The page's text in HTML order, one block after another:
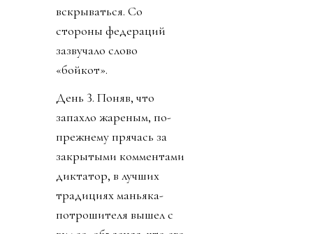
вскрываться. Со
стороны федераций
зазвучало слово
«бойкот».
День 3. Поняв, что
запахло жареным, по-
прежнему прячась за
закрытыми комментами
диктатор, в лучших
традициях маньяка-
потрошителя вышел с